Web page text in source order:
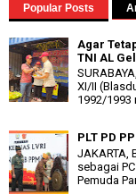
Popular Posts
Agar
TNI AL
XI/II
1992/1993
PLT PD
JAKARTA,
sebagai
Pemuda